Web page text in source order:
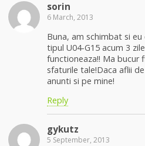
sorin
6 March, 2013
Buna, am schimbat si
tipul U04-G15 acum 3
functioneaza!! Ma bucur
sfaturile tale!Daca aflii
anunti si pe mine!
Reply
gykutz
5 September, 2013